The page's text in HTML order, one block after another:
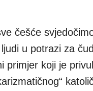
češće
u potrazi za
primjer koji je